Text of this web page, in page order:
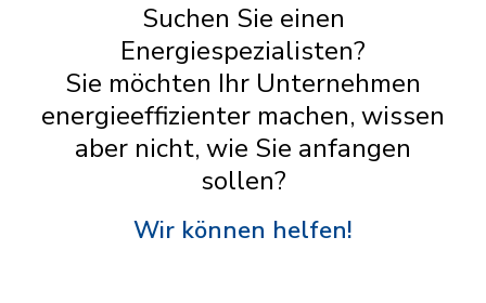
Suchen Sie einen
Energiespezialisten?
Sie möchten Ihr Unternehmen
energieeffizienter machen, wissen
aber nicht, wie Sie anfangen
sollen?
Wir können helfen!